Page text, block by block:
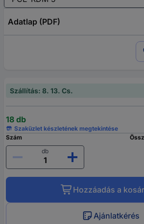
Adatlap (PDF)
Szállítás: 8. 13. Cs.
18 db
Szaküzlet készletének megtekintése
Szám
db
Hozzáadás a
Ajánlatkérés